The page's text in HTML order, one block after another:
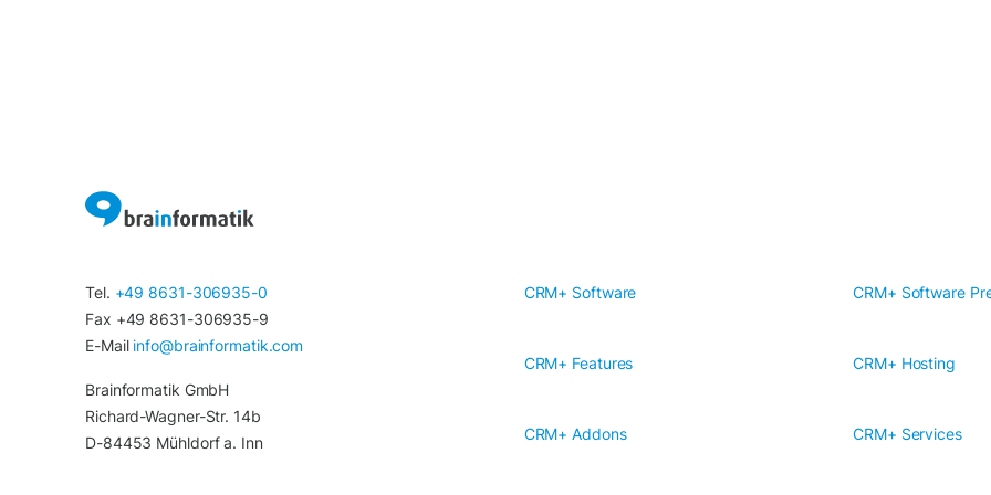
Tel. +49 8631-306935-0
Fax +49 8631-306935-9
E-Mail info@brainformatik.com
Brainformatik GmbH
Richard-Wagner-Str. 14b
D-84453 Mühldorf a. Inn
CRM+ Software CRM+ Software
CRM+ Features CRM+ Hosting
CRM+ Addons CRM+ Services